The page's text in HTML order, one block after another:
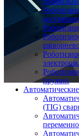
пружин
(TIG)